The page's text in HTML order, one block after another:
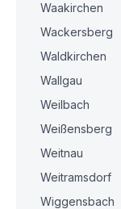
Waakirchen
Wackersberg
Waldkirchen
Wallgau
Weilbach
Weißensberg
Weitnau
Weitramsdorf
Wiggensbach